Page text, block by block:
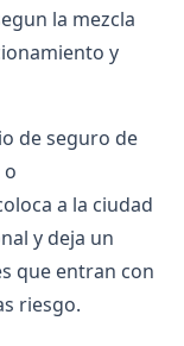
la mezcla
y
de seguro de
o
a la ciudad
y deja un
que entran con
riesgo.